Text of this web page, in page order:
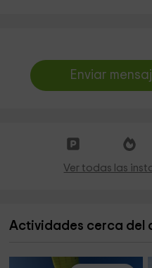
Enviar
Ver todas las
Actividades cerca del